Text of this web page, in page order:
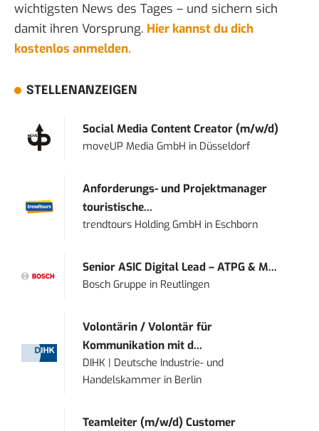
wichtigsten News des Tages – und sichern sich
damit ihren Vorsprung. Hier kannst du dich
kostenlos anmelden.
STELLENANZEIGEN
Social Media Content Creator (m/w/d)
moveUP Media GmbH in Düsseldorf
Anforderungs- und Projektmanager
touristische...
trendtours Holding GmbH in Eschborn
Senior ASIC Digital Lead – ATPG & M...
Bosch Gruppe in Reutlingen
Volontärin / Volontär für
Kommunikation mit d...
DIHK | Deutsche Industrie- und
Handelskammer in Berlin
Teamleiter (m/w/d) Customer